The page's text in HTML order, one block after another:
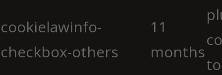
cookielawinfo-
checkbox-others
11
months